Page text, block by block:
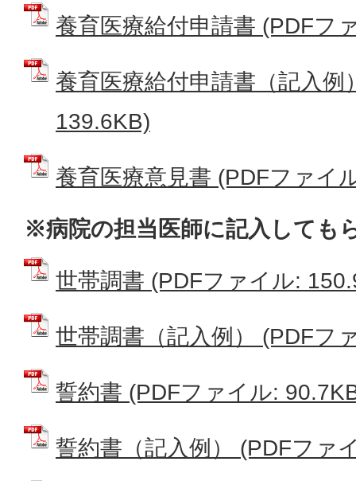
養育医療給付申請書 (PDFフ
養育医療給付申請書（記入例
139.6KB)
養育医療意見書 (PDFファイ
※病院の担当医師に記入しても
世帯調書 (PDFファイル:
世帯調書（記入例） (PDFフ
誓約書 (PDFファイル:
誓約書（記入例） (PDFファ